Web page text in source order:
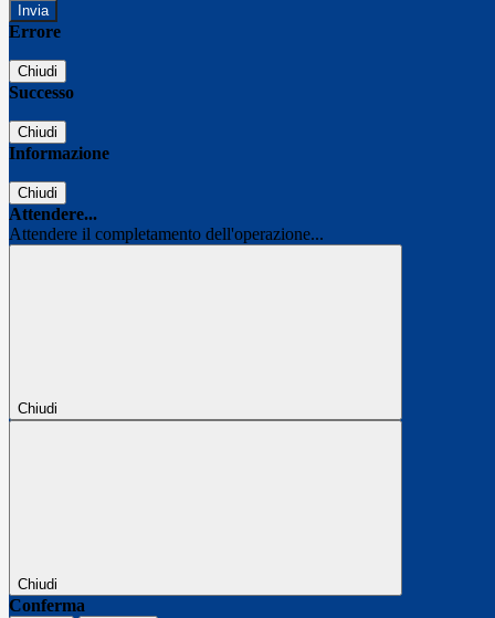
Errore
Chiudi
Successo
Chiudi
Informazione
Chiudi
Attendere...
Attendere il completamento dell'operazione...
Chiudi
Chiudi
Conferma